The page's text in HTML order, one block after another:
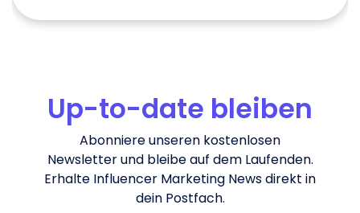
Up-to-date bleiben
Abonniere unseren kostenlosen
Newsletter und bleibe auf dem Laufenden.
Erhalte Influencer Marketing News direkt in
dein Postfach.